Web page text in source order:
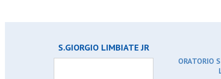
S.GIORGIO LIMBIATE JR
ORATORIO